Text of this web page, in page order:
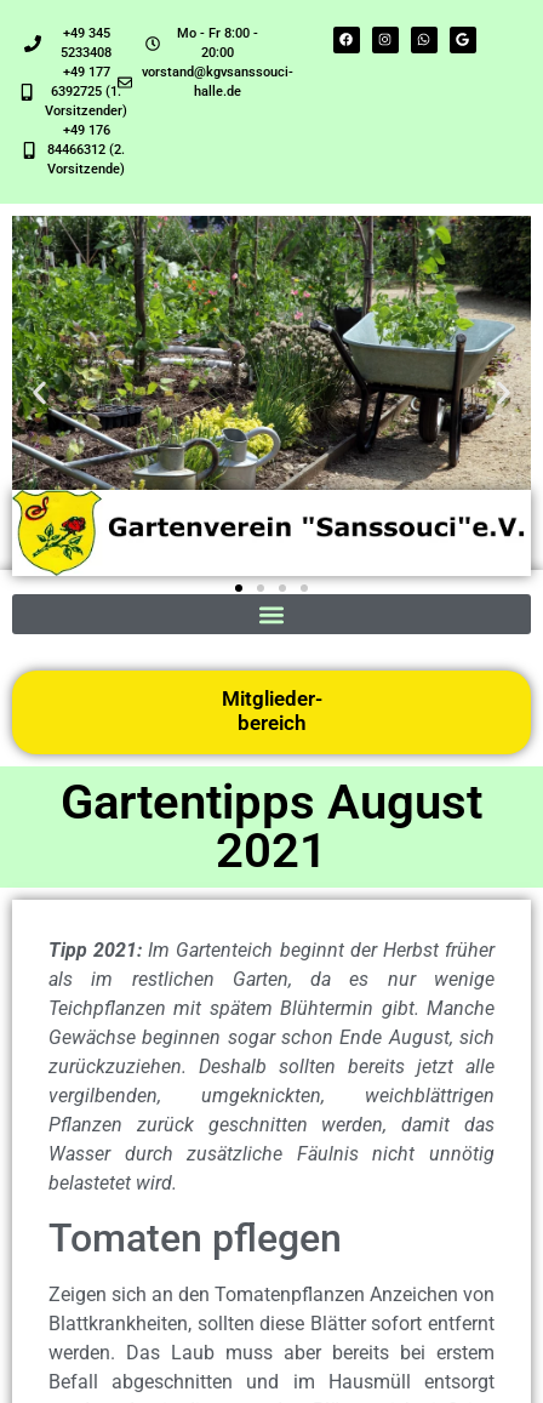
+49 345
5233408
+49 177
6392725 (1.
Vorsitzender)
+49 176
84466312 (2.
Vorsitzende)
Mo - Fr 8:00 -
20:00
vorstand@kgvsanssouci-
halle.de
Mitglieder-
bereich
Gartentipps August
2021
Tipp 2021: Im Gartenteich beginnt der Herbst früher
als im restlichen Garten, da es nur wenige
Teichpflanzen mit spätem Blühtermin gibt. Manche
Gewächse beginnen sogar schon Ende August, sich
zurückzuziehen. Deshalb sollten bereits jetzt alle
vergilbenden, umgeknickten, weichblättrigen
Pflanzen zurück geschnitten werden, damit das
Wasser durch zusätzliche Fäulnis nicht unnötig
belastetet wird.
Tomaten pflegen
Zeigen sich an den Tomatenpflanzen Anzeichen von
Blattkrankheiten, sollten diese Blätter sofort entfernt
werden. Das Laub muss aber bereits bei erstem
Befall abgeschnitten und im Hausmüll entsorgt